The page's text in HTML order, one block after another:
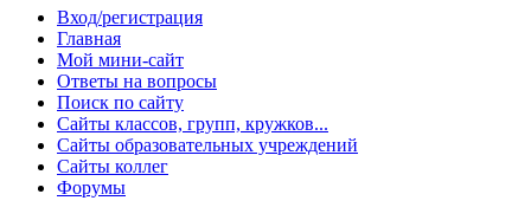
Вход/регистрация
Главная
Мой мини-сайт
Ответы на вопросы
Поиск по сайту
Сайты классов, групп, кружков...
Сайты образовательных учреждений
Сайты коллег
Форумы